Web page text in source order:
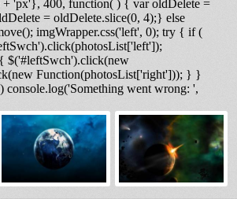
'px'}, 400, function( ) { var oldDelete =
= oldDelete.slice(0, 4);} else
imgWrapper.css('left', 0); try { if (
$('#leftSwch').click(new
Function(photosList['right'])); } }
went wrong: ',